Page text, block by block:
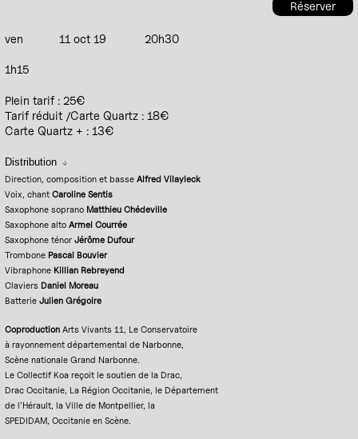
Réserver
ven 11 oct 19 20h30
1h15
Plein tarif : 25€
Tarif réduit /Carte Quartz : 18€
Carte Quartz + : 13€
Distribution
Direction, composition et basseAlfred Vilayleck
Voix, chantCaroline Sentis
Saxophone soprano Matthieu Chédeville
Saxophone altoArmel Courrée
Saxophone ténorJérôme Dufour
Trombone Pascal Bouvier
Vibraphone Killian Rebreyend
Claviers Daniel Moreau
BatterieJulien Grégoire
Coproduction Arts Vivants 11, Le Conservatoire
à rayonnement départemental de Narbonne,
Scène nationale Grand Narbonne.
Le Collectif Koa reçoit le soutien de la Drac,
Drac Occitanie, La Région Occitanie, le Département
de l’Hérault, la Ville de Montpellier, la
SPEDIDAM, Occitanie en Scène.